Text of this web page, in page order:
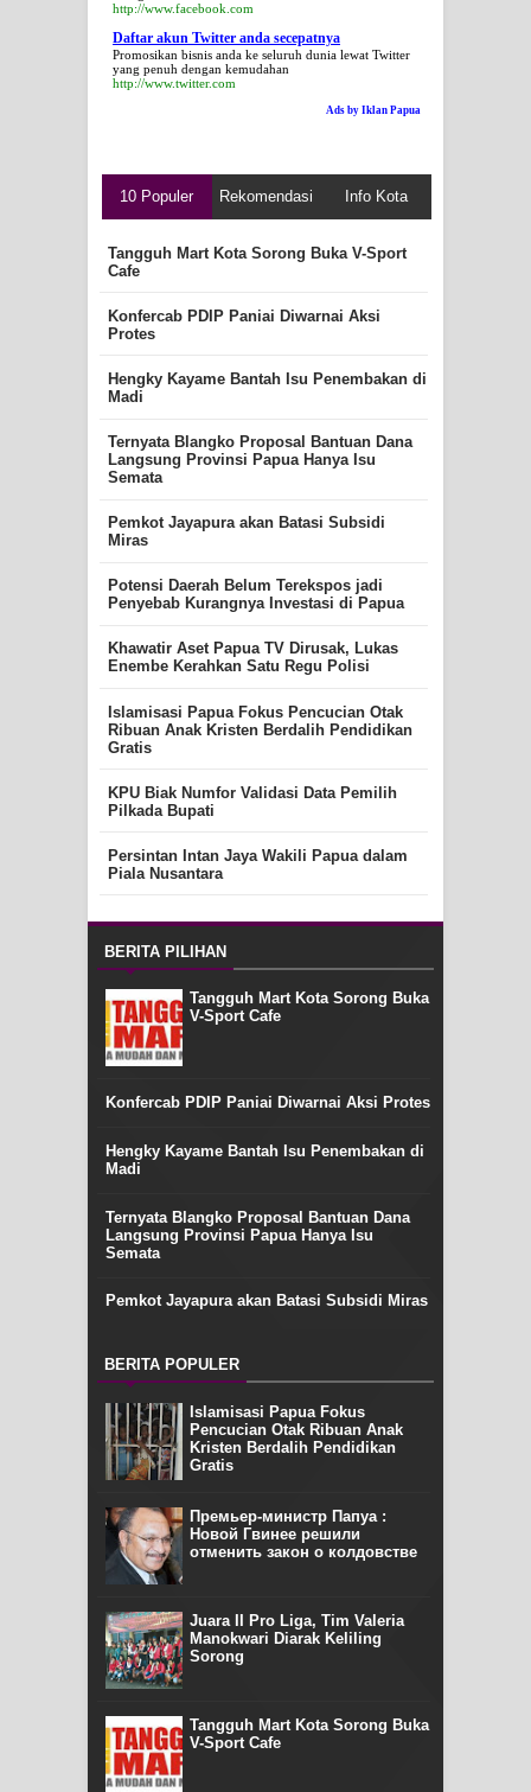
http://www.facebook.com
Daftar akun Twitter anda secepatnya
Promosikan bisnis anda ke seluruh dunia lewat Twitter
yang penuh dengan kemudahan
http://www.twitter.com
Ads by Iklan Papua
10 Populer Rekomendasi Info Kota
Tangguh Mart Kota Sorong Buka V-Sport
Cafe
Konfercab PDIP Paniai Diwarnai Aksi
Protes
Hengky Kayame Bantah Isu Penembakan di
Madi
Ternyata Blangko Proposal Bantuan Dana
Langsung Provinsi Papua Hanya Isu
Semata
Pemkot Jayapura akan Batasi Subsidi
Miras
Potensi Daerah Belum Terekspos jadi
Penyebab Kurangnya Investasi di Papua
Khawatir Aset Papua TV Dirusak, Lukas
Enembe Kerahkan Satu Regu Polisi
Islamisasi Papua Fokus Pencucian Otak
Ribuan Anak Kristen Berdalih Pendidikan
Gratis
KPU Biak Numfor Validasi Data Pemilih
Pilkada Bupati
Persintan Intan Jaya Wakili Papua dalam
Piala Nusantara
BERITA PILIHAN
Tangguh Mart Kota Sorong Buka
V-Sport Cafe
Konfercab PDIP Paniai Diwarnai Aksi Protes
Hengky Kayame Bantah Isu Penembakan di
Madi
Ternyata Blangko Proposal Bantuan Dana
Langsung Provinsi Papua Hanya Isu
Semata
Pemkot Jayapura akan Batasi Subsidi Miras
BERITA POPULER
Islamisasi Papua Fokus
Pencucian Otak Ribuan Anak
Kristen Berdalih Pendidikan
Gratis
Премьер-министр Папуа :
Новой Гвинее решили
отменить закон о колдовстве
Juara II Pro Liga, Tim Valeria
Manokwari Diarak Keliling
Sorong
Tangguh Mart Kota Sorong Buka
V-Sport Cafe